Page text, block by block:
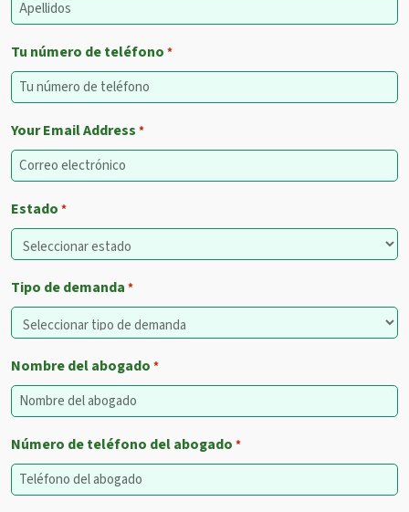
Tu número de teléfono *
Your Email Address *
Estado *
Tipo de demanda *
Nombre del abogado *
Número de teléfono del abogado *